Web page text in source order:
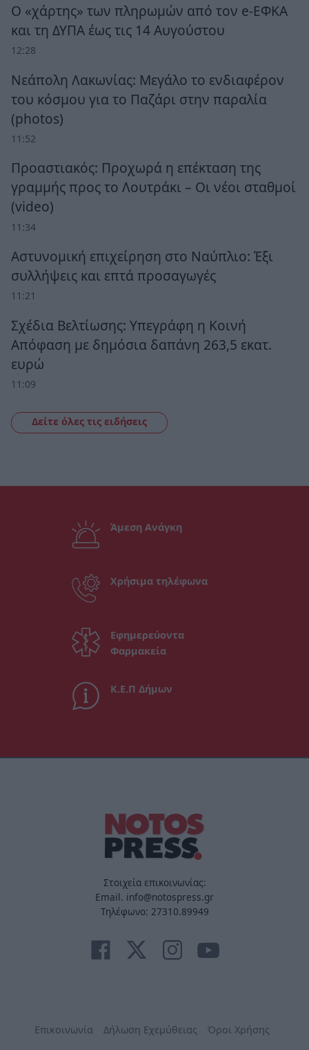
Ο «χάρτης» των πληρωμών από τον e-ΕΦΚΑ
και τη ΔΥΠΑ έως τις 14 Αυγούστου
12:28
Νεάπολη Λακωνίας: Μεγάλο το ενδιαφέρον
του κόσμου για το Παζάρι στην παραλία
(photos)
11:52
Προαστιακός: Προχωρά η επέκταση της
γραμμής προς το Λουτράκι – Οι νέοι σταθμοί
(video)
11:34
Αστυνομική επιχείρηση στο Ναύπλιο: Έξι
συλλήψεις και επτά προσαγωγές
11:21
Σχέδια Βελτίωσης: Υπεγράφη η Κοινή
Απόφαση με δημόσια δαπάνη 263,5 εκατ.
ευρώ
11:09
Δείτε όλες τις ειδήσεις
Άμεση Ανάγκη
Χρήσιμα τηλέφωνα
Εφημερεύοντα
Φαρμακεία
Κ.Ε.Π Δήμων
Στοιχεία επικοινωνίας:
Email. info@notospress.gr
Τηλέφωνο: 27310.89949
Επικοινωνία Δήλωση Εχεμύθειας Όροι Χρήσης